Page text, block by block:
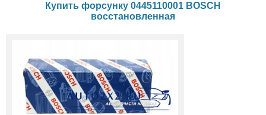
Купить форсунку 0445110001 BOSCH
восстановленная